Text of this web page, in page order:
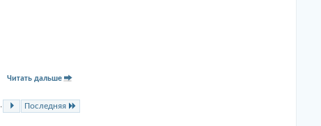
Читать дальше
Последняя